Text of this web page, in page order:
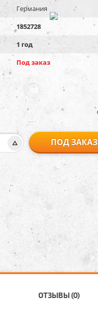
Германия
1852728
1 год
Под заказ
ПОД ЗАКАЗ
ОТЗЫВЫ (0)